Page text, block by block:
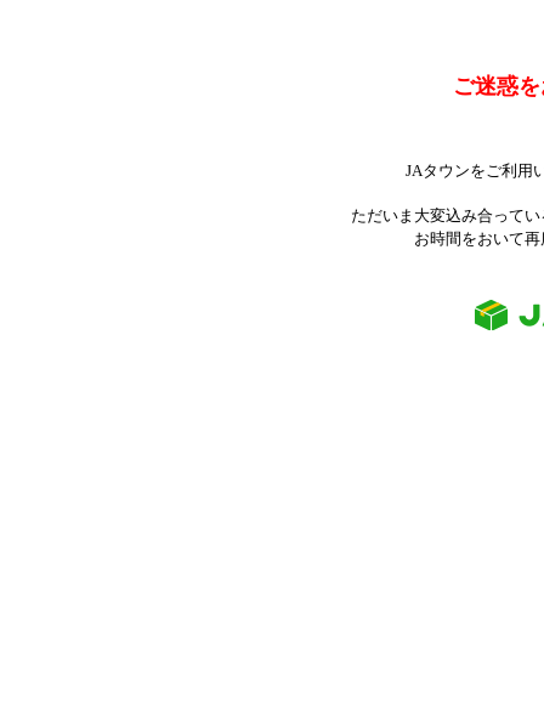
ご迷惑
JAタウンをご利用
ただいま大変込み合って
お時間をおいて